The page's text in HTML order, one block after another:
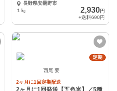
り(緑米)」玄米１㎏
長野県安曇野市
１㎏
2,930円
+送料690円
定期
西尾 要
2ヶ月に1回定期配送
2ヶ月に1回発送【五色米】／5種